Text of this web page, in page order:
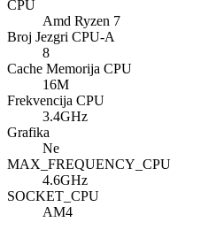
CPU
Amd Ryzen 7
Broj Jezgri CPU-A
8
Cache Memorija CPU
16M
Frekvencija CPU
3.4GHz
Grafika
Ne
MAX_FREQUENCY_CPU
4.6GHz
SOCKET_CPU
AM4